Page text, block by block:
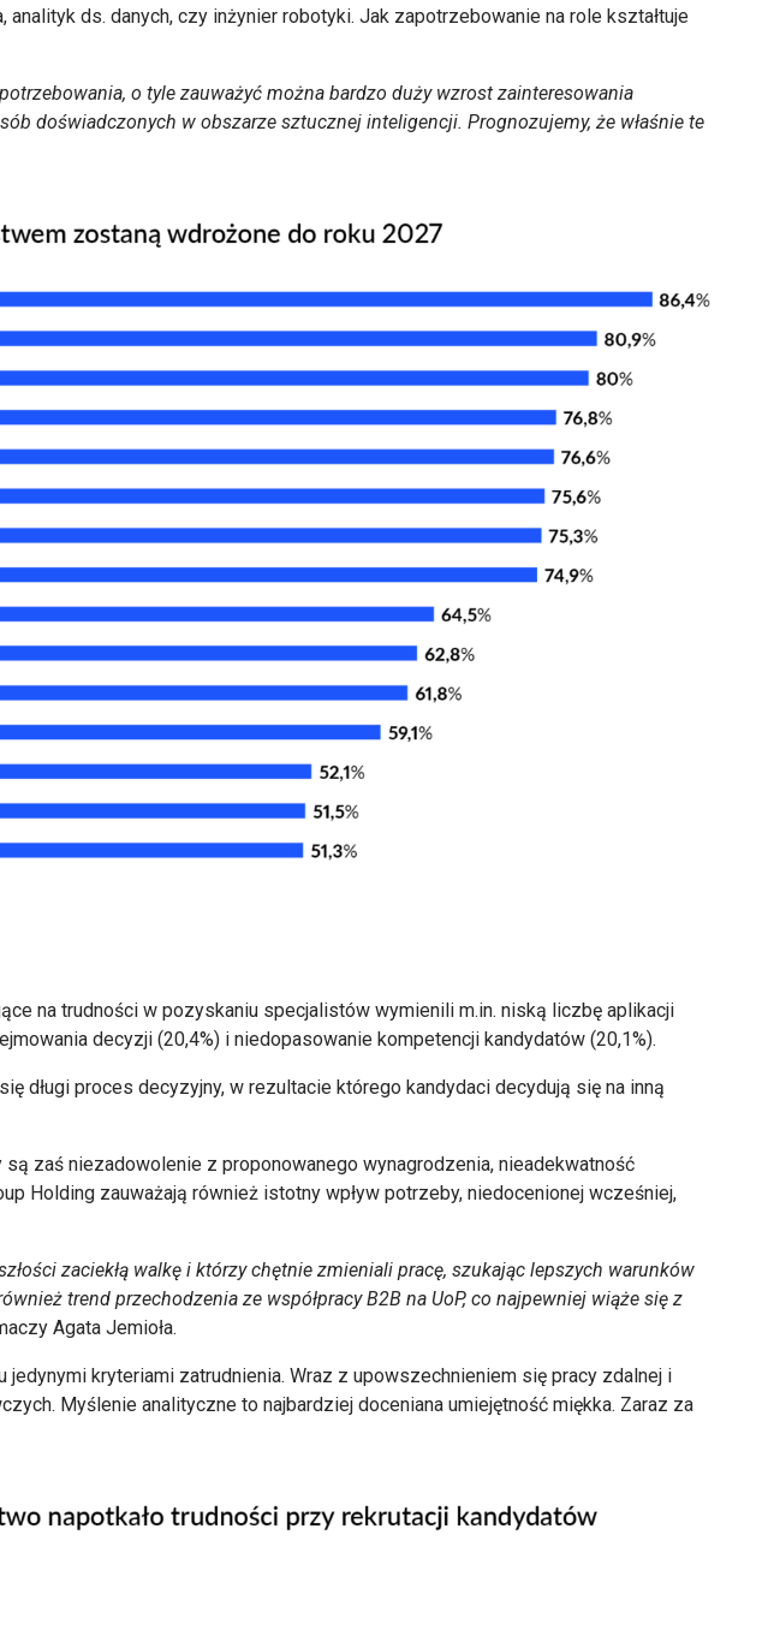
ds. danych, czy inżynier robotyki. Jak zapotrzebowanie na role kształtuje
o tyle zauważyć można bardzo duży wzrost zainteresowania
doświadczonych w obszarze sztucznej inteligencji. Prognozujemy, że właśnie te
na trudności w pozyskaniu specjalistów wymienili m.in. niską liczbę aplikacji
decyzji (20,4%) i niedopasowanie kompetencji kandydatów (20,1%).
długi proces decyzyjny, w rezultacie którego kandydaci decydują się na inną
zaś niezadowolenie z proponowanego wynagrodzenia, nieadekwatność
Holding zauważają również istotny wpływ potrzeby, niedocenionej wcześniej,
zaciekłą walkę i którzy chętnie zmieniali pracę, szukając lepszych warunków
trend przechodzenia ze współpracy B2B na UoP, co najpewniej wiąże się z
Agata Jemioła.
kryteriami zatrudnienia. Wraz z upowszechnieniem się pracy zdalnej i
Myślenie analityczne to najbardziej doceniana umiejętność miękka. Zaraz za